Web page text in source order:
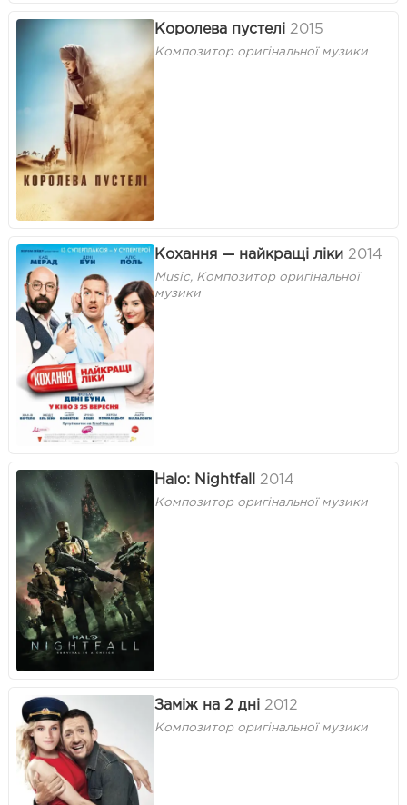
Королева пустелі 2015
Композитор оригінальної музики
Кохання — найкращі ліки 2014
Music, Композитор оригінальної
музики
Halo: Nightfall 2014
Композитор оригінальної музики
Заміж на 2 дні 2012
Композитор оригінальної музики